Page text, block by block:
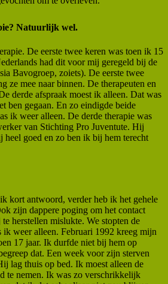
Natuurlijk wel.
De eerste twee keren was toen ik 15
had dit voor mij geregeld bij de
Bavogroep, zoiets). De eerste twee
ze mee naar binnen. De therapeuten en
derde afspraak moest ik alleen. Dat was
ben gegaan. En zo eindigde beide
ik weer alleen. De derde therapie was
van Stichting Pro Juventute. Hij
goed en zo ben ik bij hem terecht
kort antwoord, verder heb ik het gehele
zijn dappere poging om het contact
herstellen mislukte. We stopten de
ik weer alleen. Februari 1992 kreeg mijn
17 jaar. Ik durfde niet bij hem op
dat. Een week voor zijn sterven
lag thuis op bed. Ik moest alleen de
te nemen. Ik was zo verschrikkelijk